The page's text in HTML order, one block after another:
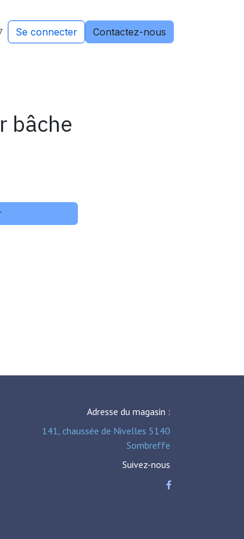
Se connecter Contactez-nous
bâche
Adresse du magasin :
141, chaussée de Nivelles 5140
Sombreffe
Suivez-nous